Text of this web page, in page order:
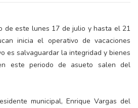
de este lunes 17 de julio y hasta el 21
inicia el operativo de vacaciones
es salvaguardar la integridad y bienes
este periodo de asueto salen del
municipal, Enrique Vargas del